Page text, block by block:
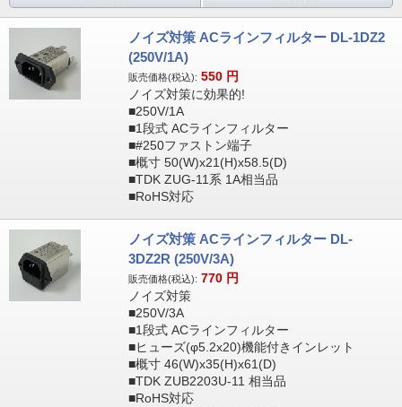
ノイズ対策 ACラインフィルター DL-1DZ2
(250V/1A)
販売価格(税込): 550 円
ノイズ対策に効果的!
■250V/1A
■1段式 ACラインフィルター
■#250ファストン端子
■概寸 50(W)x21(H)x58.5(D)
■TDK ZUG-11系 1A相当品
■RoHS対応
ノイズ対策 ACラインフィルター DL-
3DZ2R (250V/3A)
販売価格(税込): 770 円
ノイズ対策
■250V/3A
■1段式 ACラインフィルター
■ヒューズ(φ5.2x20)機能付きインレット
■概寸 46(W)x35(H)x61(D)
■TDK ZUB2203U-11 相当品
■RoHS対応